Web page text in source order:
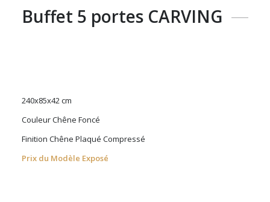
Buffet 5 portes CARVING
240x85x42 cm
Couleur Chêne Foncé
Finition Chêne Plaqué Compressé
Prix du Modèle Exposé